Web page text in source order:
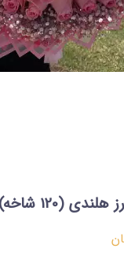
(120 شاخه)